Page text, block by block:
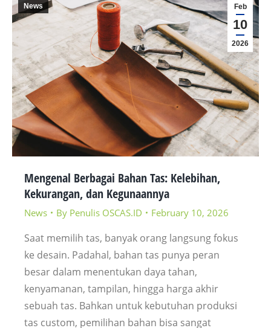
Feb
10
2026
News
Mengenal Berbagai Bahan Tas: Kelebihan,
Kekurangan, dan Kegunaannya
News By Penulis OSCAS.ID February 10, 2026
Saat memilih tas, banyak orang langsung fokus
ke desain. Padahal, bahan tas punya peran
besar dalam menentukan daya tahan,
kenyamanan, tampilan, hingga harga akhir
sebuah tas. Bahkan untuk kebutuhan produksi
tas custom, pemilihan bahan bisa sangat